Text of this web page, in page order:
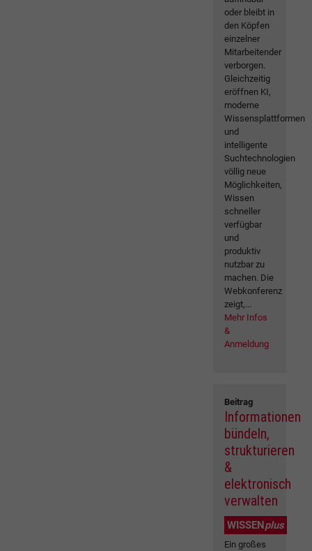
oder bleibt in
den Köpfen
einzelner
Mitarbeitender
verborgen.
Gleichzeitig
eröffnen KI,
moderne
Wissensplattformen
und
intelligente
Suchtechnologien
völlig neue
Möglichkeiten,
Wissen
schneller
verfügbar
und
produktiv
nutzbar zu
machen. Die
Webkonferenz
zeigt,...
Mehr Infos
&
Anmeldung
Beitrag
Informationen
bündeln,
strukturieren
&
elektronisch
verwalten
WISSENplus
Ein großes